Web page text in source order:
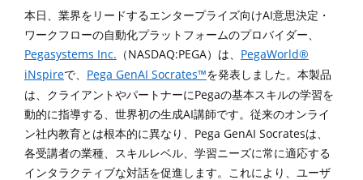
本日、業界をリードするエンタープライズ向けAI意思決定・
ワークフローの自動化プラットフォームのプロバイダー、
Pegasystems Inc. （NASDAQ:PEGA） は、 PegaWorld®
iNspireで、 Pega GenAI Socrates™を発表しました。本製品
は、クライアントやパートナーにPegaの基本スキルの学習を
動的に指導する、世界初の生成AI講師です。従来のオンライ
ン社内教育とは根本的に異なり、 Pega GenAI Socratesは、
各受講者の業種、スキルレベル、学習ニーズに常に適応する
インタラクティブな対話を促進します。
これにより、ユーザ